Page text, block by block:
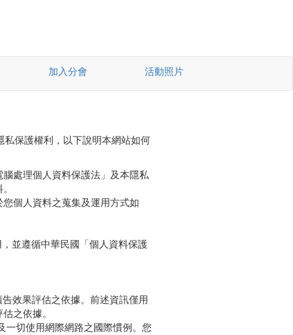
加入分會 活動照片
保護權利，以下說明本網站如何
處理個人資料保護法」及本隱私
個人資料之蒐集及運用方式如
並遵循中華民國「個人資料保護
效果評估之依據。前述資訊僅用
之依據。
切使用網際網路之國際慣例。您